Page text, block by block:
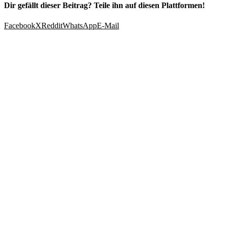
Dir gefällt dieser Beitrag? Teile ihn auf diesen Plattformen!
FacebookXRedditWhatsAppE-Mail